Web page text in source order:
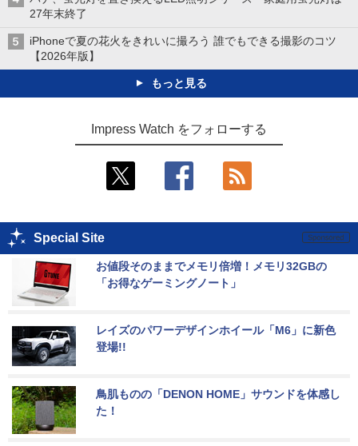
27年末終了
iPhoneで夏の花火をきれいに撮ろう 誰でもできる撮影のコツ
【2026年版】
もっと見る
Impress Watch をフォローする
Special Site
お値段そのままでメモリ倍増！メモリ32GBの
「お得なゲーミングノート」
レイズのパワーデザインホイール「M6」に新色
登場!!
鳥肌ものの「DENON HOME」サウンドを体感し
た！